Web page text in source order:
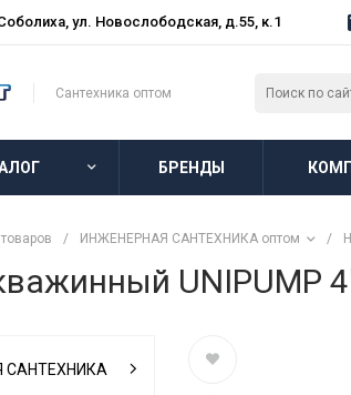
ул. Новослободская, д.55, к.1
Сантехника оптом
БРЕНДЫ
/ ИНЖЕНЕРНАЯ САНТЕХНИКА оптом /
UNIPUMP
САНТЕХНИКА